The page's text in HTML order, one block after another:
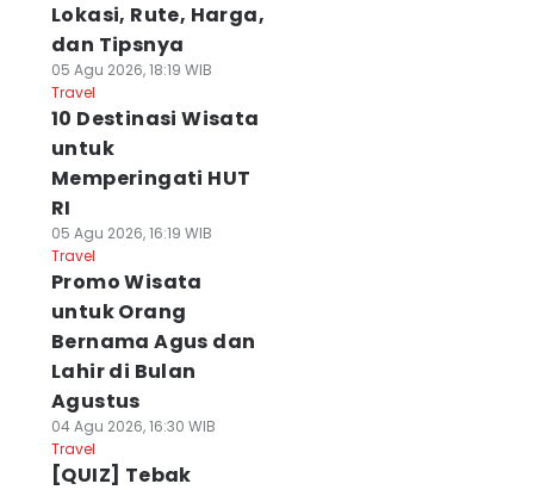
Lokasi, Rute, Harga,
dan Tipsnya
05 Agu 2026, 18:19 WIB
Travel
10 Destinasi Wisata
untuk
Memperingati HUT
RI
05 Agu 2026, 16:19 WIB
Travel
Promo Wisata
untuk Orang
Bernama Agus dan
Lahir di Bulan
Agustus
04 Agu 2026, 16:30 WIB
Travel
[QUIZ] Tebak